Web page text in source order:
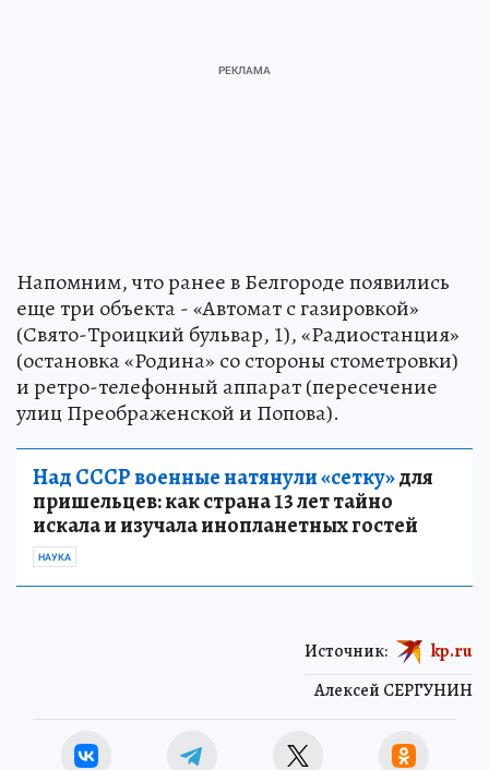
Напомним, что ранее в Белгороде появились
еще три объекта - «Автомат с газировкой»
(Свято-Троицкий бульвар, 1), «Радиостанция»
(остановка «Родина» со стороны стометровки)
и ретро-телефонный аппарат (пересечение
улиц Преображенской и Попова).
Над СССР военные натянули «сетку»для
пришельцев: как страна 13 лет тайно
искала и изучала инопланетных гостей
НАУКА
Алексей СЕРГУНИН
Источник: kp.ru